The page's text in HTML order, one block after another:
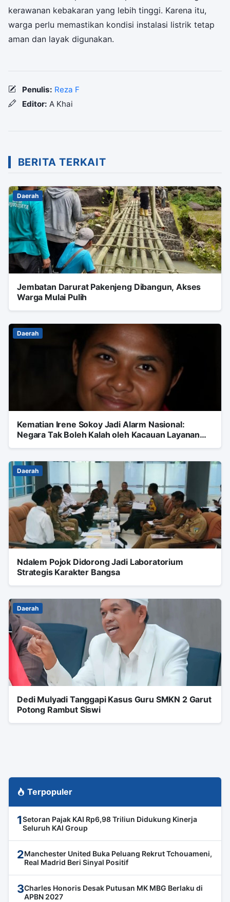
kerawanan kebakaran yang lebih tinggi. Karena itu,
warga perlu memastikan kondisi instalasi listrik tetap
aman dan layak digunakan.
Penulis: Reza F
Editor: A Khai
BERITA TERKAIT
Daerah
Jembatan Darurat Pakenjeng Dibangun, Akses
Warga Mulai Pulih
Daerah
Kematian Irene Sokoy Jadi Alarm Nasional:
Negara Tak Boleh Kalah oleh Kacauan Layanan
Daerah
Ndalem Pojok Didorong Jadi Laboratorium
Strategis Karakter Bangsa
Daerah
Dedi Mulyadi Tanggapi Kasus Guru SMKN 2 Garut
Potong Rambut Siswi
Terpopuler
1Setoran Pajak KAI Rp6,98 Triliun Didukung Kinerja
Seluruh KAI Group
2Manchester United Buka Peluang Rekrut Tchouameni,
Real Madrid Beri Sinyal Positif
3Charles Honoris Desak Putusan MK MBG Berlaku di
APBN 2027